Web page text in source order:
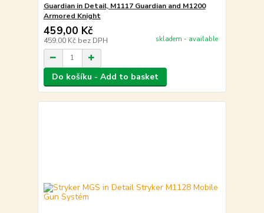
Guardian in Detail, M1117 Guardian and M1200
Armored Knight
459,00 Kč
459,00 Kč bez DPH skladem - available
Do košíku - Add to basket